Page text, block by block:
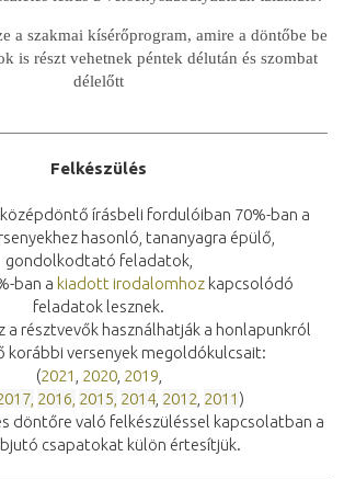
a szakmai kísérőprogram, amire a döntőbe be
is részt vehetnek péntek délután és szombat
délelőtt
Felkészülés
írásbeli fordulóiban 70%-ban a
hasonló, tananyagra épülő,
gondolkodtató feladatok,
ban a kiadott irodalomhozkapcsolódó
feladatok lesznek.
a résztvevők használhatják a honlapunkról
versenyek megoldókulcsait:
(2021 2020, 2019
, 2016 2015 2014, 2012 2011)
döntőre való felkészüléssel kapcsolatban a
csapatokat külön értesítjük.